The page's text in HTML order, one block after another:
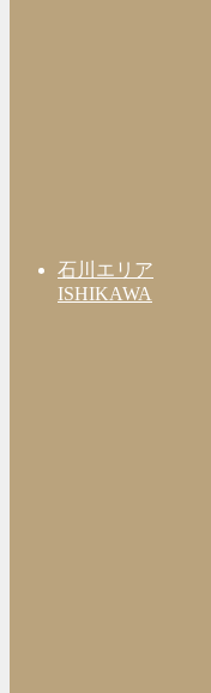
石川エリア
ISHIKAWA